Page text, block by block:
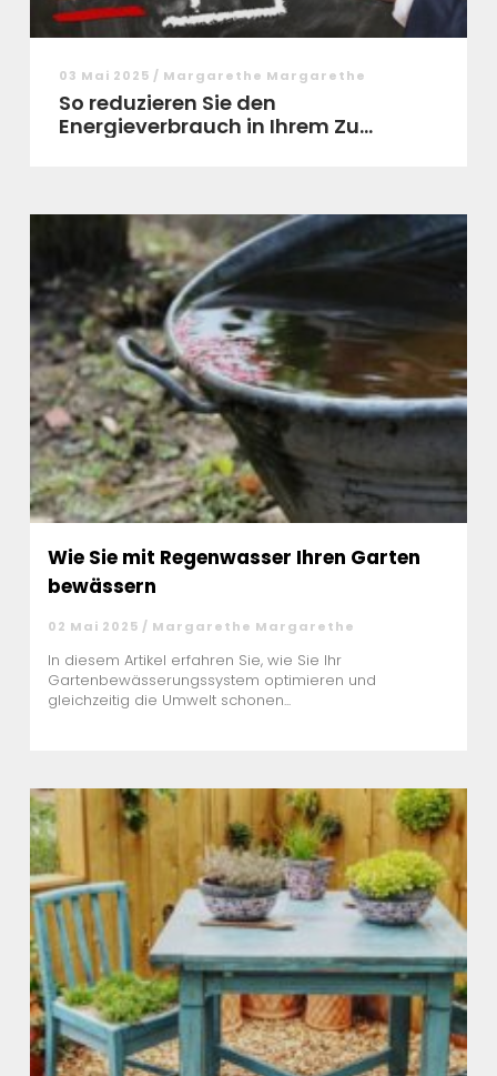
03 Mai 2025 / Margarethe Margarethe
So reduzieren Sie den
Energieverbrauch in Ihrem Zu...
Wie Sie mit Regenwasser Ihren Garten
bewässern
02 Mai 2025 / Margarethe Margarethe
In diesem Artikel erfahren Sie, wie Sie Ihr
Gartenbewässerungssystem optimieren und
gleichzeitig die Umwelt schonen...